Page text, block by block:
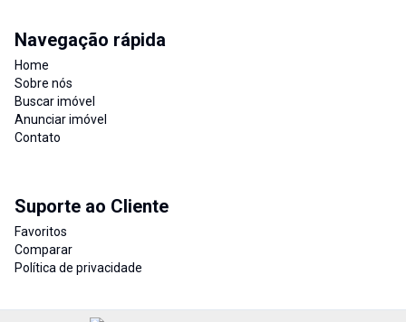
Navegação rápida
Home
Sobre nós
Buscar imóvel
Anunciar imóvel
Contato
Suporte ao Cliente
Favoritos
Comparar
Política de privacidade